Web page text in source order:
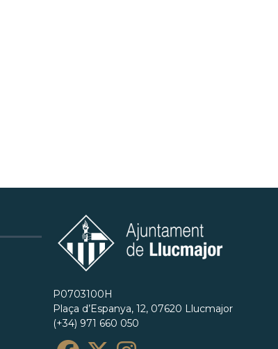
P0703100H
Plaça d’Espanya, 12, 07620 Llucmajor
(+34) 971 660 050